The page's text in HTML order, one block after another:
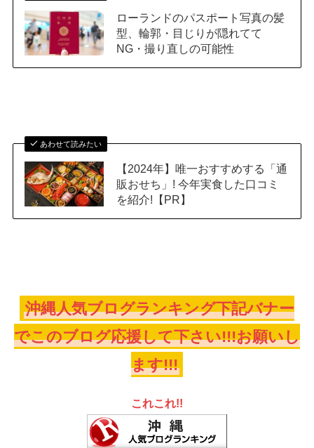
ローランドのパスポート写真の髪
型、輪郭・目じりが隠れてて
NG・撮り直しの可能性
あわせて読みたい
【2024年】唯一おすすめする「通
販おせち」! 今年実食した口コミ
を紹介!【PR】
沖縄人気ブログランキング下記バナー
でこのブログ応援して下さい!!!お願いし
ます!!!
これこれ!!